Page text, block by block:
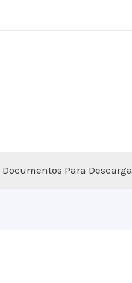
Documentos Para Descarga